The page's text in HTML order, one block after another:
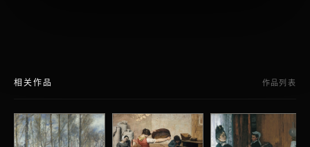
相关作品 作品列表